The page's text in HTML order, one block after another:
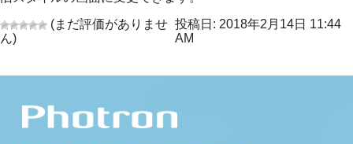
(まだ評価がありませ
ん)
投稿日: 2018年2月14日 11:44
AM